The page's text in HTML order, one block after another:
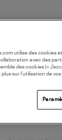
utilise des cookies
avec des
des cookies («
plus sur l’utilisation de